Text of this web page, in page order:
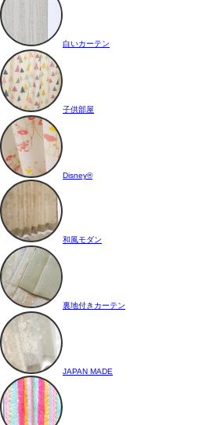
白いカーテン
子供部屋
Disney®
和風モダン
裏地付きカーテン
JAPAN MADE